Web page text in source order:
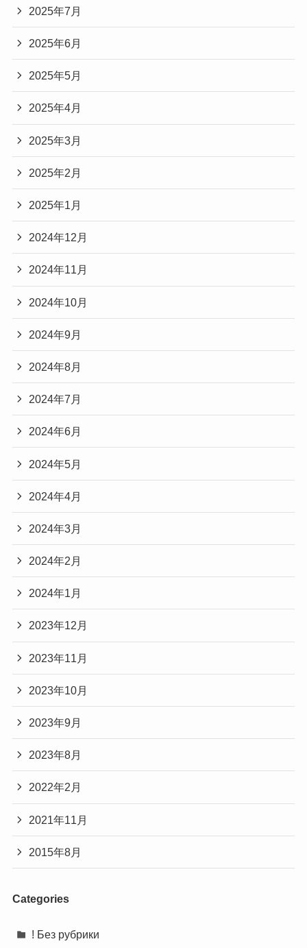
2025年7月
2025年6月
2025年5月
2025年4月
2025年3月
2025年2月
2025年1月
2024年12月
2024年11月
2024年10月
2024年9月
2024年8月
2024年7月
2024年6月
2024年5月
2024年4月
2024年3月
2024年2月
2024年1月
2023年12月
2023年11月
2023年10月
2023年9月
2023年8月
2022年2月
2021年11月
2015年8月
Categories
! Без рубрики